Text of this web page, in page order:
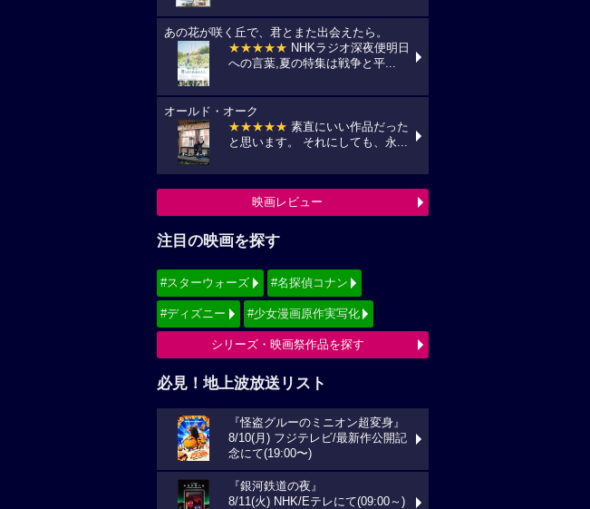
あの花が咲く丘で、君とまた出会えたら。
★★★★★ NHKラジオ深夜便明日
への言葉,夏の特集は戦争と平...
オールド・オーク
★★★★★ 素直にいい作品だった
と思います。 それにしても、永...
映画レビュー
注目の映画を探す
#スターウォーズ #名探偵コナン
#ディズニー #少女漫画原作実写化
シリーズ・映画祭作品を探す
必見！地上波放送リスト
『怪盗グルーのミニオン超変身』
8/10(月) フジテレビ/最新作公開記
念にて(19:00〜)
『銀河鉄道の夜』
8/11(火) NHK/Eテレにて(09:00～)